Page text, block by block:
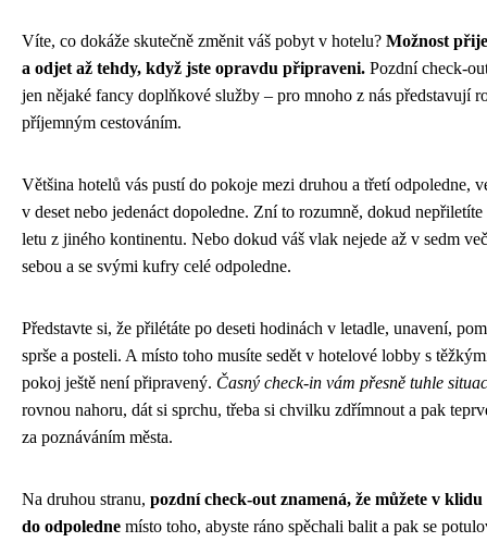
Víte, co dokáže skutečně změnit váš pobyt v hotelu? Možnost
a odjet až tehdy, když jste opravdu připraveni. Pozdní check-
jen nějaké fancy doplňkové služby – pro mnoho z nás představují
příjemným cestováním.
Většina hotelů vás pustí do pokoje mezi druhou a třetí odpoledne,
v deset nebo jedenáct dopoledne. Zní to rozumně, dokud
letu z jiného kontinentu. Nebo dokud váš vlak nejede až v sedm
sebou a se svými kufry celé odpoledne.
Představte si, že přilétáte po deseti hodinách v letadle, unavení,
sprše a posteli. A místo toho musíte sedět v hotelové lobby s
pokoj ještě není připravený. Časný check-in vám přesně tuhle
rovnou nahoru, dát si sprchu, třeba si chvilku zdřímnout a pak
za poznáváním města.
Na druhou stranu, pozdní check-out znamená, že můžete v
do odpoledne místo toho, abyste ráno spěchali balit a pak se